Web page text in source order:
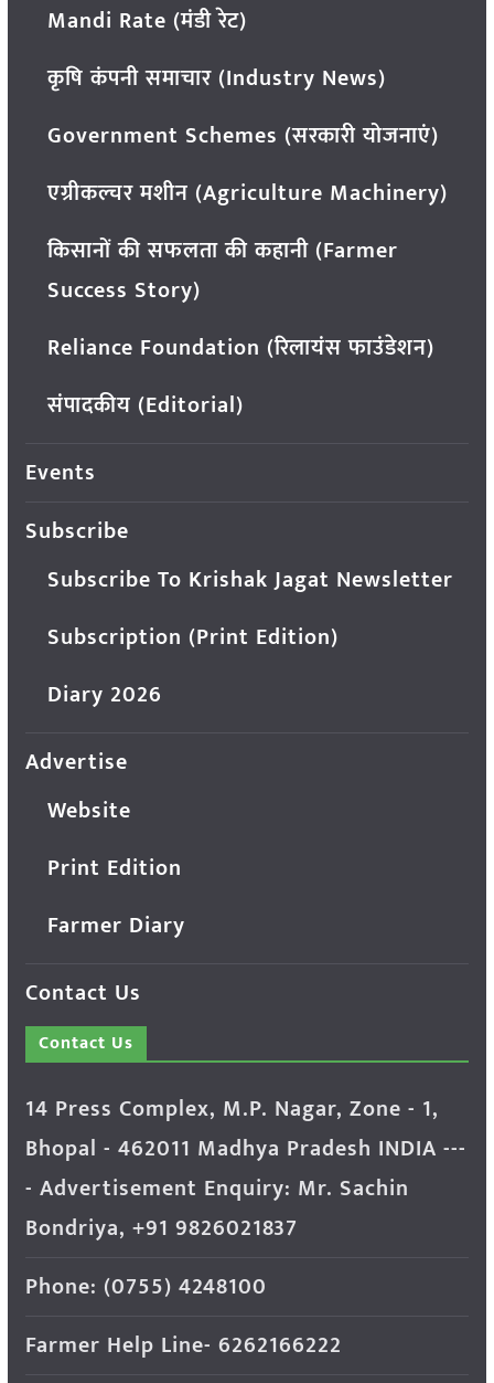
Mandi Rate (मंडी रेट)
कृषि कंपनी समाचार (Industry News)
Government Schemes (सरकारी योजनाएं)
एग्रीकल्चर मशीन (Agriculture Machinery)
किसानों की सफलता की कहानी (Farmer
Success Story)
Reliance Foundation (रिलायंस फाउंडेशन)
संपादकीय (Editorial)
Events
Subscribe
Subscribe To Krishak Jagat Newsletter
Subscription (Print Edition)
Diary 2026
Advertise
Website
Print Edition
Farmer Diary
Contact Us
Contact Us
14 Press Complex, M.P. Nagar, Zone - 1,
Bhopal - 462011 Madhya Pradesh INDIA ---
- Advertisement Enquiry: Mr. Sachin
Bondriya, +91 9826021837
Phone: (0755) 4248100
Farmer Help Line- 6262166222